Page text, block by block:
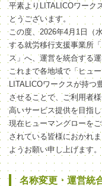
平素よりLITALICOワーク
とうございます。
この度、2026年4月1日（
する就労移行支援事業所
ス」へ、運営を統合する
これまで各地域で「ヒュ
LITALICOワークスが持つ
させることで、ご利用者
高いサービス提供を目指
現在ヒューマングローを
されている皆様におかれ
ようお願い申し上げます。
名称変更・運営統